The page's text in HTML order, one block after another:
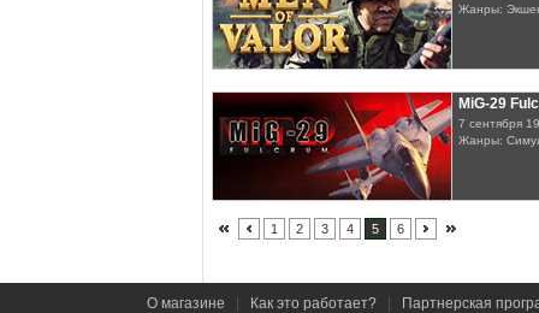
Жанры:
MiG-29
7 сентября
Жанры:
1 2 3 4 5 6
О магазине Как это работает? Партнерская